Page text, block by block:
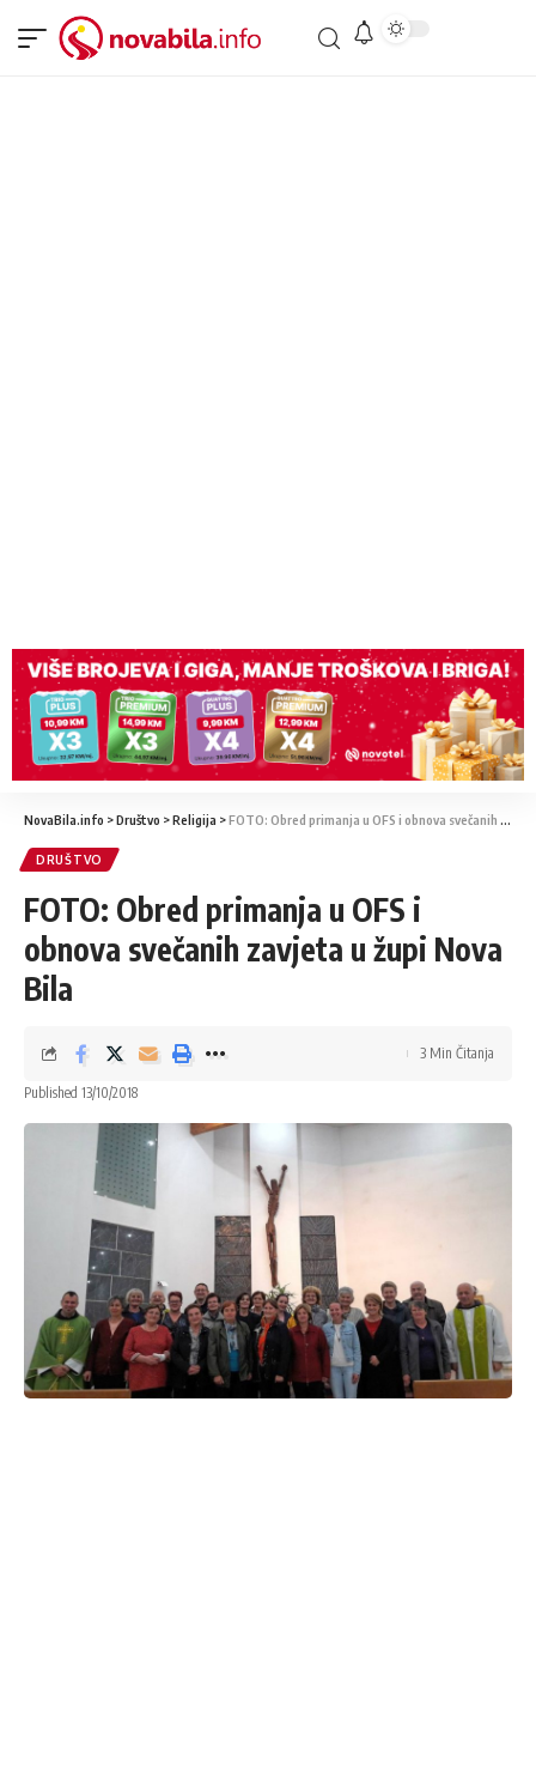
NovaBila.info >Društvo >Religija >FOTO: Obred primanja u OFS i obnova svečanih zavjeta u župi Nova Bila
DRUŠTVO
FOTO: Obred primanja u OFS i
obnova svečanih zavjeta u župi Nova
Bila
Published 13/10/2018
3 Min Čitanja